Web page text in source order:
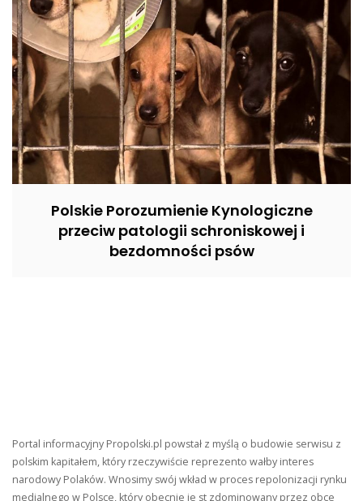
Polskie Porozumienie Kynologiczne
przeciw patologii schroniskowej i
bezdomności psów
Portal informacyjny Propolski.pl powstał z myślą o budowie serwisu z
polskim kapitałem, który rzeczywiście reprezento wałby interes
narodowy Polaków. Wnosimy swój wkład w proces repolonizacji rynku
medialnego w Polsce, który obecnie je st zdominowany przez obce